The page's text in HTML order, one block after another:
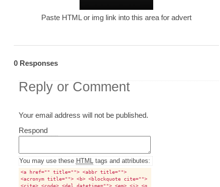
Paste HTML or img link into this area for advert
0 Responses
Reply or Comment
Your email address will not be published.
RespondComment
You may use these HTML tags and attributes:
<a href="" title=""> <abbr title="">
<acronym title=""> <b> <blockquote cite="">
<cite> <code> <del datetime=""> <em> <i> <q